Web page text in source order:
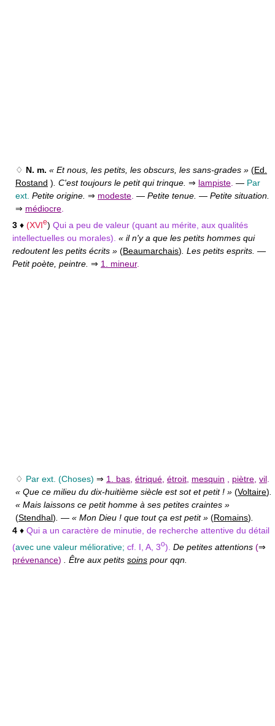
♢ N. m. « Et nous, les petits, les obscurs, les sans-grades » (Ed.
Rostand ). C'est toujours le petit qui trinque. ⇒ lampiste. — Par
ext. Petite origine. ⇒ modeste. — Petite tenue. — Petite situation.
⇒ médiocre.
3 ♦ (XVIe) Qui a peu de valeur (quant au mérite, aux qualités
intellectuelles ou morales). « il n'y a que les petits hommes qui
redoutent les petits écrits » (Beaumarchais) . Les petits esprits. —
Petit poète, peintre. ⇒ 1. mineur.
♢ Par ext. (Choses) ⇒ 1. bas étriqué étroit mesquin piètre vil
« Que ce milieu du dix-huitième siècle est sot et petit ! » (Voltaire)
« Mais laissons ce petit homme à ses petites craintes »
(Stendhal) — « Mon Dieu ! que tout ça est petit » (Romains)
4 ♦ Qui a un caractère de minutie, de recherche attentive du détail
(avec une valeur méliorative; cf. I, A, 3o). De petites attentions (⇒
prévenance) . Être aux petits soins pour qqn.